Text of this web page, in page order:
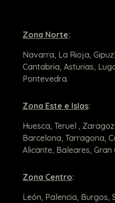
Zona Norte:
Navarra, La Rioja,
Cantabria, Asturias,
Pontevedra.
Zona Este e Islas:
Huesca, Teruel ,
Barcelona, Tarragona,
Alicante, Baleares, Gran
Zona Centro:
León, Palencia, Burgos,